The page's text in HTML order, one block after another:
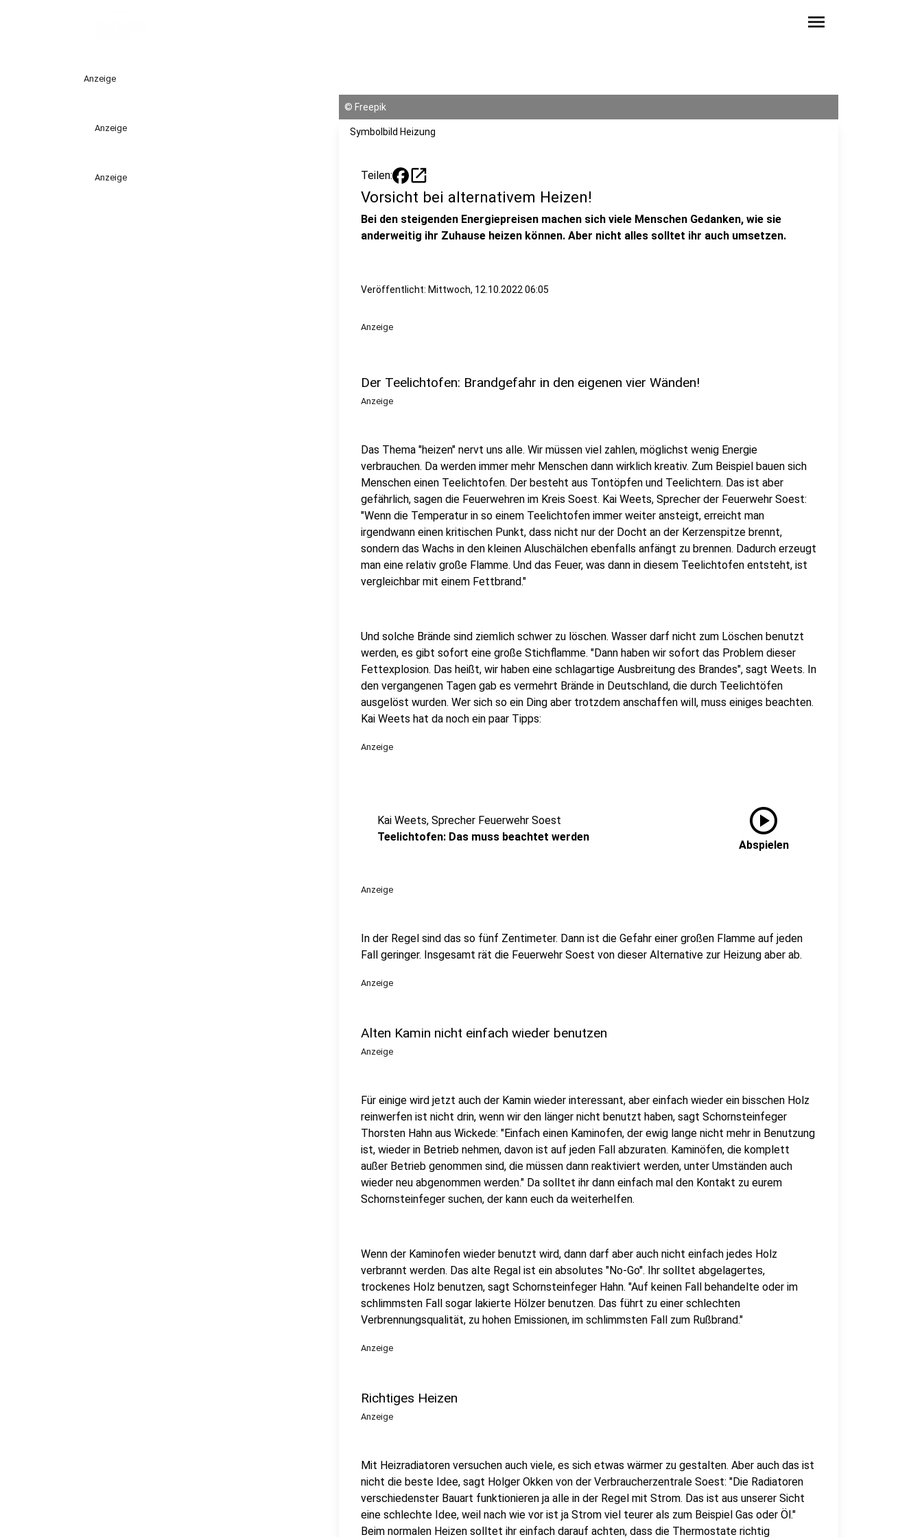
menu
Anzeige
Anzeige
Anzeige
© Freepik
Symbolbild Heizung
Teilen: open_in_new
Vorsicht bei alternativem Heizen!
Bei den steigenden Energiepreisen machen sich viele Menschen Gedanken, wie sie
anderweitig ihr Zuhause heizen können. Aber nicht alles solltet ihr auch umsetzen.
Veröffentlicht: Mittwoch, 12.10.2022 06:05
Anzeige
Der Teelichtofen: Brandgefahr in den eigenen vier Wänden!
Anzeige
Das Thema "heizen" nervt uns alle. Wir müssen viel zahlen, möglichst wenig Energie
verbrauchen. Da werden immer mehr Menschen dann wirklich kreativ. Zum Beispiel bauen sich
Menschen einen Teelichtofen. Der besteht aus Tontöpfen und Teelichtern. Das ist aber
gefährlich, sagen die Feuerwehren im Kreis Soest. Kai Weets, Sprecher der Feuerwehr Soest:
"Wenn die Temperatur in so einem Teelichtofen immer weiter ansteigt, erreicht man
irgendwann einen kritischen Punkt, dass nicht nur der Docht an der Kerzenspitze brennt,
sondern das Wachs in den kleinen Aluschälchen ebenfalls anfängt zu brennen. Dadurch erzeugt
man eine relativ große Flamme. Und das Feuer, was dann in diesem Teelichtofen entsteht, ist
vergleichbar mit einem Fettbrand."
Und solche Brände sind ziemlich schwer zu löschen. Wasser darf nicht zum Löschen benutzt
werden, es gibt sofort eine große Stichflamme. "Dann haben wir sofort das Problem dieser
Fettexplosion. Das heißt, wir haben eine schlagartige Ausbreitung des Brandes", sagt Weets. In
den vergangenen Tagen gab es vermehrt Brände in Deutschland, die durch Teelichtöfen
ausgelöst wurden. Wer sich so ein Ding aber trotzdem anschaffen will, muss einiges beachten.
Kai Weets hat da noch ein paar Tipps:
Anzeige
Kai Weets, Sprecher Feuerwehr Soest
Teelichtofen: Das muss beachtet werden
play_circle
Abspielen
Anzeige
In der Regel sind das so fünf Zentimeter. Dann ist die Gefahr einer großen Flamme auf jeden
Fall geringer. Insgesamt rät die Feuerwehr Soest von dieser Alternative zur Heizung aber ab.
Anzeige
Alten Kamin nicht einfach wieder benutzen
Anzeige
Für einige wird jetzt auch der Kamin wieder interessant, aber einfach wieder ein bisschen Holz
reinwerfen ist nicht drin, wenn wir den länger nicht benutzt haben, sagt Schornsteinfeger
Thorsten Hahn aus Wickede: "Einfach einen Kaminofen, der ewig lange nicht mehr in Benutzung
ist, wieder in Betrieb nehmen, davon ist auf jeden Fall abzuraten. Kaminöfen, die komplett
außer Betrieb genommen sind, die müssen dann reaktiviert werden, unter Umständen auch
wieder neu abgenommen werden." Da solltet ihr dann einfach mal den Kontakt zu eurem
Schornsteinfeger suchen, der kann euch da weiterhelfen.
Wenn der Kaminofen wieder benutzt wird, dann darf aber auch nicht einfach jedes Holz
verbrannt werden. Das alte Regal ist ein absolutes "No-Go". Ihr solltet abgelagertes,
trockenes Holz benutzen, sagt Schornsteinfeger Hahn. "Auf keinen Fall behandelte oder im
schlimmsten Fall sogar lakierte Hölzer benutzen. Das führt zu einer schlechten
Verbrennungsqualität, zu hohen Emissionen, im schlimmsten Fall zum Rußbrand."
Anzeige
Richtiges Heizen
Anzeige
Mit Heizradiatoren versuchen auch viele, es sich etwas wärmer zu gestalten. Aber auch das ist
nicht die beste Idee, sagt Holger Okken von der Verbraucherzentrale Soest: "Die Radiatoren
verschiedenster Bauart funktionieren ja alle in der Regel mit Strom. Das ist aus unserer Sicht
eine schlechte Idee, weil nach wie vor ist ja Strom viel teurer als zum Beispiel Gas oder Öl."
Beim normalen Heizen solltet ihr einfach darauf achten, dass die Thermostate richtig